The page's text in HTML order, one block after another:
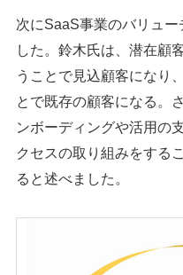
次にSaaS事業のバリュ
した。鈴木氏は、潜在顧
うことで見込顧客になり
とで既存の顧客になる。
ンボーディングや活用の
クセスの取り組みをする
ると述べました。